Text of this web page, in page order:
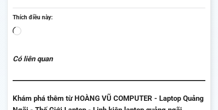
Thích điều này:
Đang
Có liên quan
Khám phá thêm từ HOÀNG VŨ COMPUTER - Laptop Quảng